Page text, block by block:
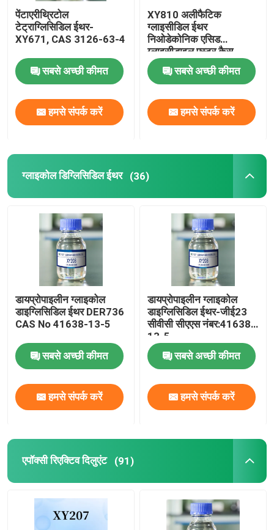
पेंटाएरीथ्रिटोल
टेट्राग्लिसिडिल ईथर-
XY671, CAS 3126-63-4
सबसे अच्छी कीमत
हमसे संपर्क करें
XY810 अलीफैटिक
ग्लाइसीडिल ईथर
निओडेकोनिक एसिड
ग्लाइसीडाइल एस्टर कैस
2676 45 5
सबसे अच्छी कीमत
हमसे संपर्क करें
ग्लाइकोल डिग्लिसिडिल ईथर (36)
डायप्रोपाइलीन ग्लाइकोल
डाइग्लिसिडिल ईथर DER736
CAS No 41638-13-5
सबसे अच्छी कीमत
हमसे संपर्क करें
डायप्रोपाइलीन ग्लाइकोल
डाइग्लिसिडिल ईथर-जीई23
सीवीसी सीएएस नंबर:41638-
13-5
सबसे अच्छी कीमत
हमसे संपर्क करें
एपॉक्सी रिएक्टिव दिलुएंट (91)